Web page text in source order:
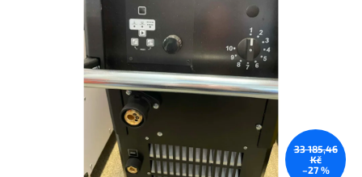
33 185,46
Kč
–27 %